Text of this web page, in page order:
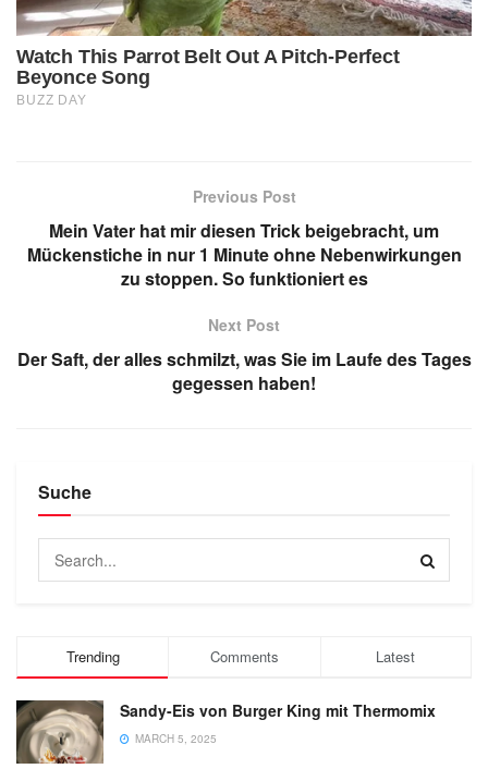
Previous Post
Mein Vater hat mir diesen Trick beigebracht, um
Mückenstiche in nur 1 Minute ohne Nebenwirkungen
zu stoppen. So funktioniert es
Next Post
Der Saft, der alles schmilzt, was Sie im Laufe des Tages
gegessen haben!
Suche
Trending Comments Latest
Sandy-Eis von Burger King mit Thermomix
MARCH 5, 2025